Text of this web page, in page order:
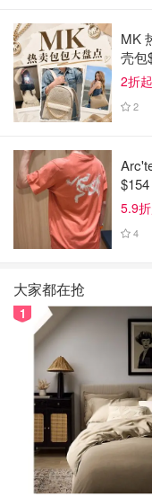
MK
壳包
2折
2
$154
4
大家都在抢
1